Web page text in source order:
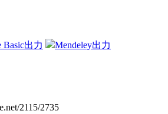
Basic出力 Mendeley出力
2115/2735